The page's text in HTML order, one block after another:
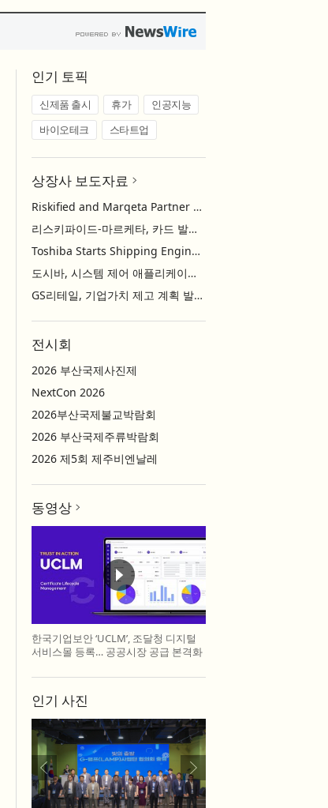
인기 토픽
신제품 출시 휴가
인공지능
바이오테크
스타트업
상장사 보도자료
Riskified and Marqeta Partner to Sharpen Card Issuer Authorization Decisions and Help Reduce False Declines
리스키파이드-마르케타, 카드 발급사의 승인 판단 정교화 및 오거절 감소 위해 협력
Toshiba Starts Shipping Engineering Samples of TXZ+™ Family Entry‑Class M4V Group, Standard Microcontrollers with Arm® Cortex®‑M4 Core for System Control Applications
도시바, 시스템 제어 애플리케이션용 ‘암 코어텍스-M4’ 코어 탑재 표준 마이크로컨트롤러 TXZ+ 패밀리 엔트리 클래스 ‘M4V 그룹’ 엔지니어링 샘플 출하 개시
GS리테일, 기업가치 제고 계획 발표… 중장기 성장 기반 강화와 주주가치 제고
전시회
2026 부산국제사진제
NextCon 2026
2026부산국제불교박람회
2026 부산국제주류박람회
2026 제5회 제주비엔날레
동영상
한국기업보안 ‘UCLM’, 조달청 디지털
서비스몰 등록… 공공시장 공급 본격화
인기 사진